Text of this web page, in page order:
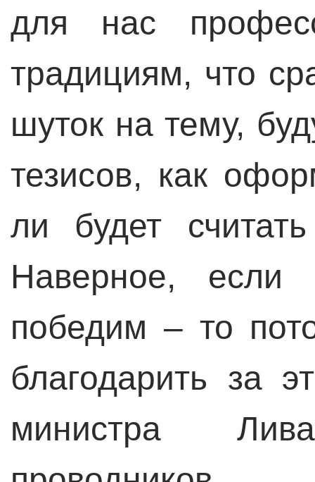
для нас
традициям, что
шуток на тему,
тезисов, как
ли будет
Наверное,
победим – то
благодарить за
министра